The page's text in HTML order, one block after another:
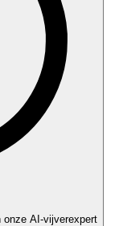
onze AI-vijverexpert